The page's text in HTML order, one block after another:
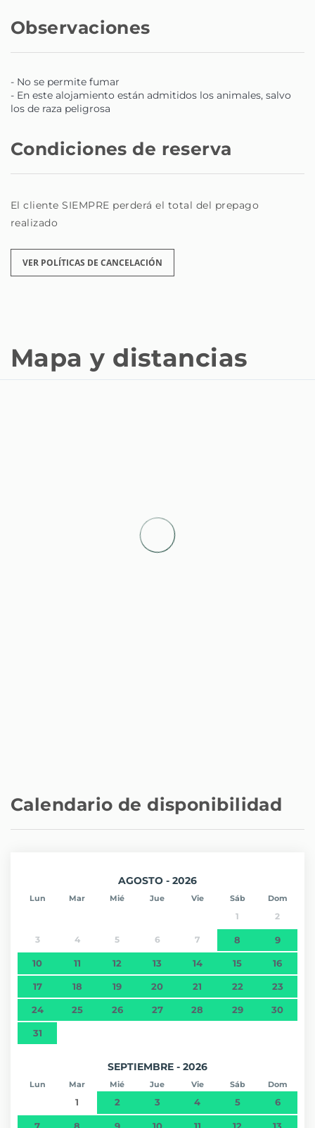
Puedes ponerte en contacto con nosotros siempre que
Además, tenemos nuestro número de teléfono donde
nos puedes contactar las 24h del día. Importante que
las llamadas sean siempre por el operador móvil y no
Observaciones
- No se permite fumar
- En este alojamiento están admitidos los animales, salvo
los de raza peligrosa
Condiciones de reserva
El cliente SIEMPRE perderá el total del prepago
realizado
VER POLÍTICAS DE CANCELACIÓN
Mapa y distancias
Calendario de disponibilidad
AGOSTO - 2026
Lun Mar Mié Jue Vie Sáb Dom
1 2
3 4 5 6 7 8 9
10 11 12 13 14 15 16
17 18 19 20 21 22 23
24 25 26 27 28 29 30
31
SEPTIEMBRE - 2026
Lun Mar Mié Jue Vie Sáb Dom
1 2 3 4 5 6
7 8 9 10 11 12 13